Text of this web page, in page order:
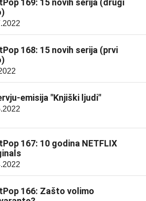
169: 15 novih serija (drugi
168: 15 novih serija (prvi
emisija "Knjiški ljudi"
167: 10 godina NETFLIX
166: Zašto volimo